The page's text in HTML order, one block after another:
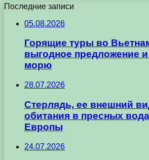
Последние записи
05.08.2026
Горящие туры во
выгодное предложение и
морю
28.07.2026
Стерлядь, ее внешний
обитания в пресных
Европы
24.07.2026